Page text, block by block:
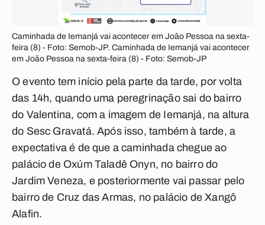
Caminhada de Iemanjá vai acontecer em João Pessoa na sexta-
feira (8) - Foto: Semob-JP. Caminhada de Iemanjá vai acontecer
em João Pessoa na sexta-feira (8) - Foto: Semob-JP
O evento tem início pela parte da tarde, por volta
das 14h, quando uma peregrinação sai do bairro
do Valentina, com a imagem de Iemanjá, na altura
do Sesc Gravatá. Após isso, também à tarde, a
expectativa é de que a caminhada chegue ao
palácio de Oxúm Taladê Onyn, no bairro do
Jardim Veneza, e posteriormente vai passar pelo
bairro de Cruz das Armas, no palácio de Xangô
Alafin.